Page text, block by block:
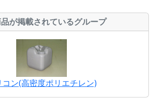
が掲載されているグループ
コン(高密度ポリエチレン)